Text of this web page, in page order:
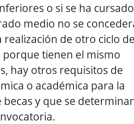
o si se ha cursado
medio no se
realización de otro ciclo
tienen el mismo
hay otros requisitos de
o académica para la
y que se